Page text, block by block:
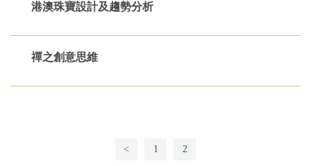
港澳珠寶設計及趨勢分析
禪之創意思維
< 1 2